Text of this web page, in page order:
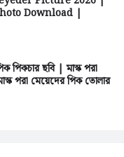
Download |
পিকচার ছবি | মাস্ক পরা
পরা মেয়েদের পিক তোলার